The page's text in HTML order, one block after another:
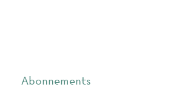
Abonnements